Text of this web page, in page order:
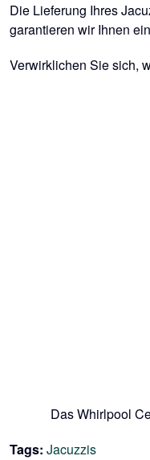
Die Lieferung Ihres
garantieren wir Ihnen
Verwirklichen Sie sich,
Das Whirlpool
Tags: Jacuzzis